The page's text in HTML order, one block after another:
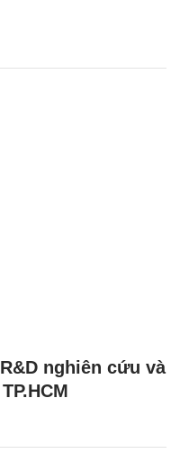
nghiên cứu và